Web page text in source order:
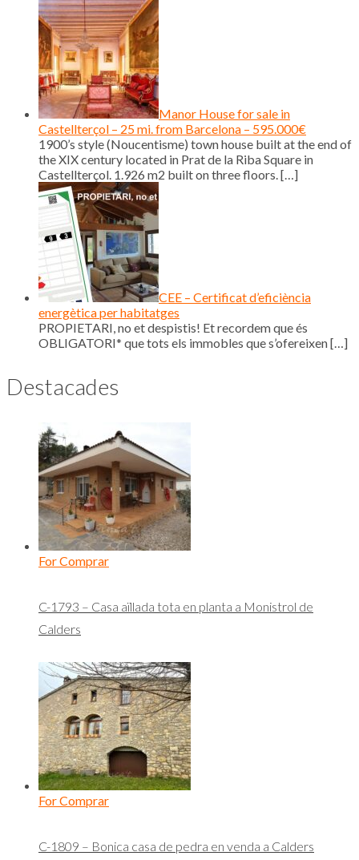
Manor House for sale in
Castellterçol – 25 mi. from Barcelona – 595.000€
1900’s style (Noucentisme) town house built at the end of
the XIX century located in Prat de la Riba Square in
Castellterçol. 1.926 m2 built on three floors.[…]
CEE – Certificat d’eficiència
energètica per habitatges
PROPIETARI, no et despistis! Et recordem que és
OBLIGATORI* que tots els immobles que s’ofereixen[…]
Destacades
For Comprar
C-1793 – Casa aïllada tota en planta a Monistrol de
Calders
For Comprar
C-1809 – Bonica casa de pedra en venda a Calders